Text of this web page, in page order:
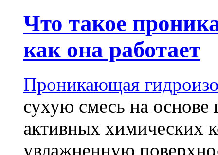
Что такое
как она работает
Проникающая
сухую смесь на основе
активных химических
увлажненную